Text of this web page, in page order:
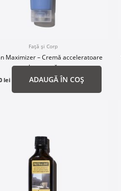
Față și Corp
Maximizer – Cremă acceleratoare
bronzantă
lei ADAUGĂ ÎN COȘ